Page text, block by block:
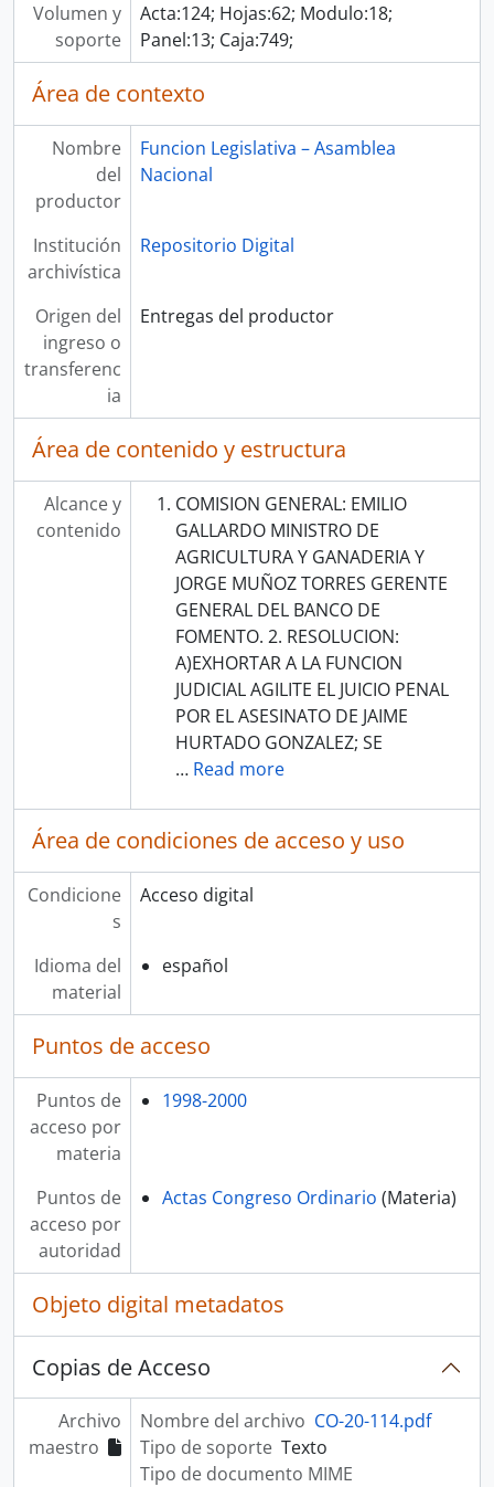
Volumen y
soporte
Acta:124; Hojas:62; Modulo:18;
Panel:13; Caja:749;
Área de contexto
Nombre
del
productor
Funcion Legislativa – Asamblea
Nacional
Institución
archivística
Repositorio Digital
Origen del
ingreso o
transferenc
ia
Entregas del productor
Área de contenido y estructura
Alcance y
contenido
COMISION GENERAL: EMILIO
GALLARDO MINISTRO DE
AGRICULTURA Y GANADERIA Y
JORGE MUÑOZ TORRES GERENTE
GENERAL DEL BANCO DE
FOMENTO. 2. RESOLUCION:
A)EXHORTAR A LA FUNCION
JUDICIAL AGILITE EL JUICIO PENAL
POR EL ASESINATO DE JAIME
HURTADO GONZALEZ; SE
… Read more
Área de condiciones de acceso y uso
Condicione
s
Acceso digital
Idioma del
material
español
Puntos de acceso
Puntos de
acceso por
materia
1998-2000
Puntos de
acceso por
autoridad
Actas Congreso Ordinario (Materia)
Objeto digital metadatos
Copias de Acceso
Archivo
maestro
Nombre del archivo CO-20-114.pdf
Tipo de soporte Texto
Tipo de documento MIME